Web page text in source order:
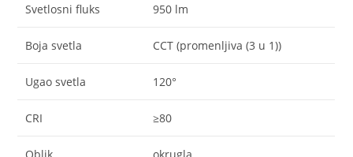
Svetlosni fluks 950 lm
Boja svetla CCT (promenljiva (3 u 1))
Ugao svetla 120°
CRI ≥80
Oblik okrugla